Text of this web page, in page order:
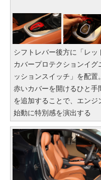
シフトレバー後方に「レッ
カバープロテクションイグ
ッションスイッチ」を配置。
赤いカバーを開けるひと手
を追加することで、エンジ
始動に特別感を演出する